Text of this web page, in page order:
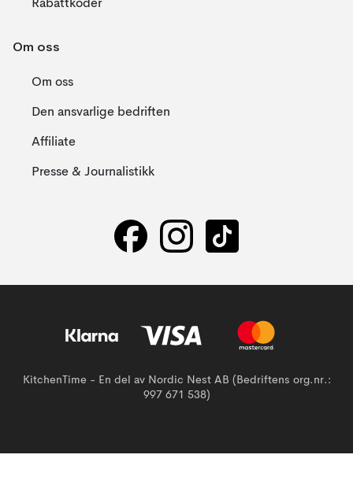
Rabattkoder
Om oss
Om oss
Den ansvarlige bedriften
Affiliate
Presse & Journalistikk
KitchenTime - En del av Nordic Nest AB (Bedriftens org.nr.:
997 671 538)